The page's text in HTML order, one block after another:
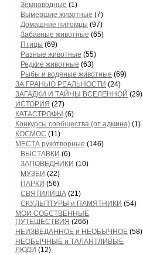
Земноводные (1)
Вымершие животные (7)
Домашние питомцы (97)
Забавные животные (65)
Птицы (69)
Разные животные (55)
Редкие животные (63)
Рыбы и водяные животные (69)
ЗА ГРАНЬЮ РЕАЛЬНОСТИ (24)
ЗАГАДКИ И ТАЙНЫ ВСЕЛЕННОЙ (29)
ИСТОРИЯ (27)
КАТАСТРОФЫ (6)
Конкурсы сообщества (от админа) (1)
КОСМОС (11)
МЕСТА рукотворные (146)
ВЫСТАВКИ (6)
ЗАПОВЕДНИКИ (10)
МУЗЕИ (22)
ПАРКИ (56)
СВЯТИЛИЩА (21)
СКУЛЬПТУРЫ и ПАМЯТНИКИ (54)
МОИ СОБСТВЕННЫЕ
ПУТЕШЕСТВИЯ (266)
НЕИЗВЕДАННОЕ и НЕОБЫЧНОЕ (58)
НЕОБЫЧНЫЕ и ТАЛАНТЛИВЫЕ
ЛЮДИ (12)